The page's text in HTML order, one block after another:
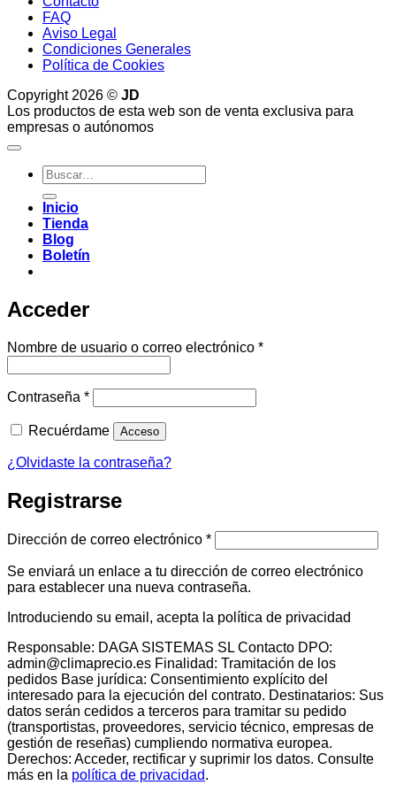
FAQ
Aviso Legal
Condiciones Generales
Política de Cookies
Copyright 2026 © JD
Los productos de esta web son de venta exclusiva para
empresas o autónomos
Buscar
por:
Inicio
Tienda
Blog
Boletín
Acceder
Nombre de usuario o correo electrónico *Obligatorio
Contraseña *Obligatorio
Recuérdame Acceso
¿Olvidaste la contraseña?
Registrarse
Dirección de correo electrónico *Obligatorio
Se enviará un enlace a tu dirección de correo electrónico
para establecer una nueva contraseña.
Introduciendo su email, acepta la política de privacidad
Responsable: DAGA SISTEMAS SL Contacto DPO:
admin@climaprecio.es Finalidad: Tramitación de los
pedidos Base jurídica: Consentimiento explícito del
interesado para la ejecución del contrato. Destinatarios: Sus
datos serán cedidos a terceros para tramitar su pedido
(transportistas, proveedores, servicio técnico, empresas de
gestión de reseñas) cumpliendo normativa europea.
Derechos: Acceder, rectificar y suprimir los datos. Consulte
más en la política de privacidad.